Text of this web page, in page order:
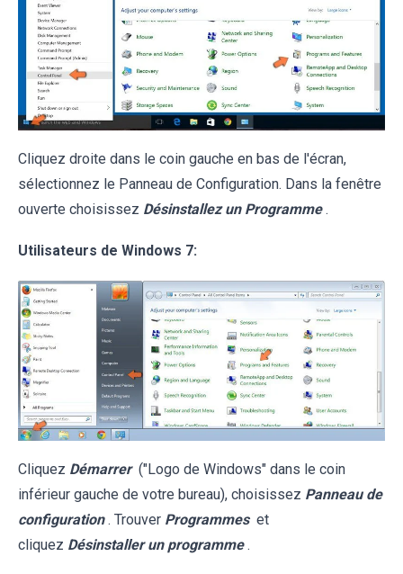
Cliquez droite dans le coin gauche en bas de l'écran,
sélectionnez le Panneau de Configuration. Dans la fenêtre
ouverte choisissez Désinstallez un Programme .
Utilisateurs de Windows 7:
Cliquez Démarrer ("Logo de Windows" dans le coin
inférieur gauche de votre bureau), choisissez Panneau de
configuration . Trouver Programmes et
cliquez Désinstaller un programme .